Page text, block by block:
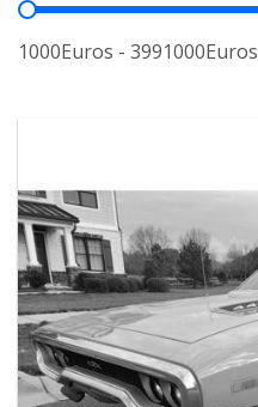
Prix
1000Euros - 3991000Euros